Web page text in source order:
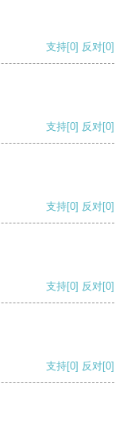
支持[0] 反对[0]
支持[0] 反对[0]
支持[0] 反对[0]
支持[0] 反对[0]
支持[0] 反对[0]